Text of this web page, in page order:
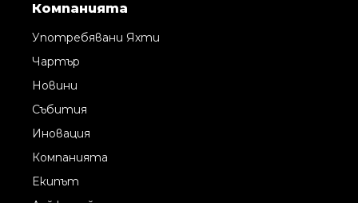
Компанията
Употребявани Яхти
Чартър
Новини
Събития
Иновация
Компанията
Екипът